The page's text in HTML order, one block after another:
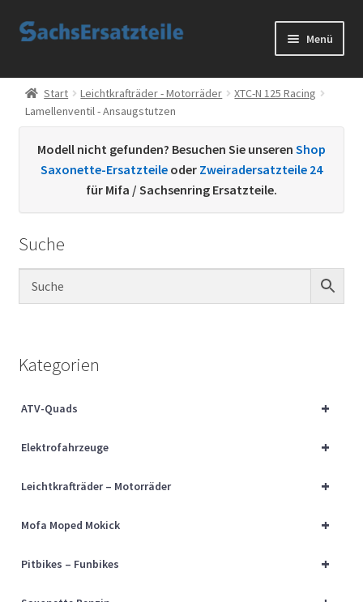
Zur
Zum
Menü
Start
AGB
Datenschutzerklärung
Kontakt
Sachs Ersatzteile
Über uns
Start Leichtkrafträder - Motorräder
XTC-N 125 Racing
Lamellenventil - Ansaugstutzen
Modell nicht gefunden? Besuchen Sie unseren Shop
Saxonette-Ersatzteile oder Zweiradersatzteile 24
für Mifa / Sachsenring Ersatzteile.
Suche
Kategorien
+
ATV-Quads
+
Elektrofahrzeuge
+
Leichtkrafträder – Motorräder
+
Mofa Moped Mokick
+
Pitbikes – Funbikes